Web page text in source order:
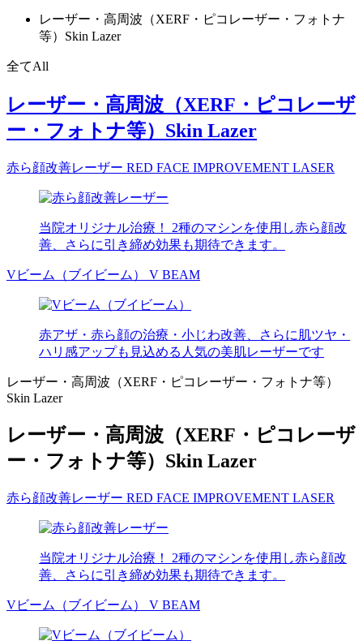
レーザー・高周波（XERF・ピコレーザー・フォトナ
等） Skin Lazer
全てAll
レーザー・高周波（XERF・ピコレーザ
ー・フォトナ等） Skin Lazer
赤ら顔改善レーザー RED FACE IMPROVEMENT LASER
当院オリジナル治療！ 2種のマシンを使用し赤ら顔改
善、さらに引き締め効果も期待できます。
Vビーム（ブイビーム） V BEAM
赤アザ・赤ら顔の治療・小じわ改善、さらに肌ツヤ・
ハリ感アップも見込める人気の美肌レーザーです
レーザー・高周波（XERF・ピコレーザー・フォトナ等）
Skin Lazer
レーザー・高周波（XERF・ピコレーザ
ー・フォトナ等） Skin Lazer
赤ら顔改善レーザー RED FACE IMPROVEMENT LASER
当院オリジナル治療！ 2種のマシンを使用し赤ら顔改
善、さらに引き締め効果も期待できます。
Vビーム（ブイビーム） V BEAM